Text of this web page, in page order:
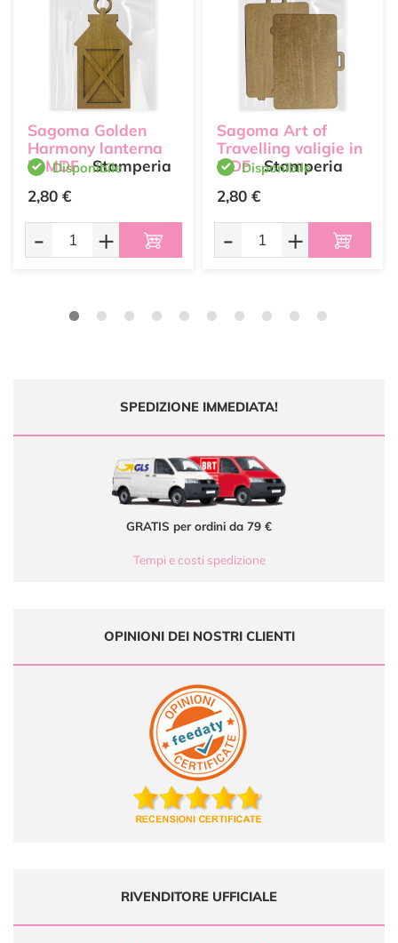
Sagoma Golden
Harmony lanterna
in MDF Stamperia
Disponibile
2,80 €
- +
Sagoma Art of
Travelling valigie in
MDF Stamperia
Disponibile
2,80 €
- +
SPEDIZIONE IMMEDIATA!
GRATIS per ordini da 79 €
Tempi e costi spedizione
OPINIONI DEI NOSTRI CLIENTI
RIVENDITORE UFFICIALE